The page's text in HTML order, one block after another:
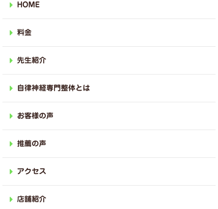
HOME
料金
先生紹介
自律神経専門整体とは
お客様の声
推薦の声
アクセス
店舗紹介